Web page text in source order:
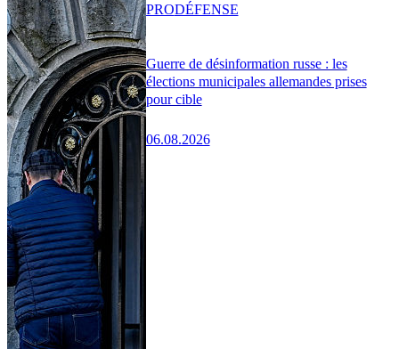
Guerre de désinformation russe : les
élections municipales allemandes prises
pour cible
06.08.2026
PRODÉFENSE